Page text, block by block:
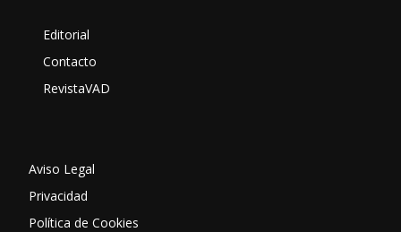
Editorial
Contacto
RevistaVAD
Aviso Legal
Privacidad
Política de Cookies